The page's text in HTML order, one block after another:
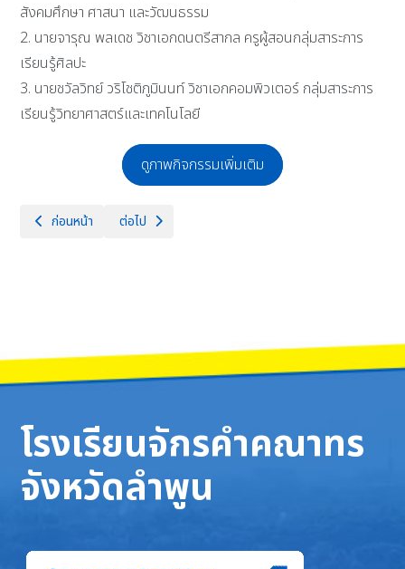
สังคมศึกษา ศาสนา และวัฒนธรรม
2. นายจารุณ พลเดช วิชาเอกดนตรีสากล ครูผู้สอนกลุ่มสาระการ
เรียนรู้ศิลปะ
3. นายชวัลวิทย์ วริโชติภูมินนท์ วิชาเอกคอมพิวเตอร์ กลุ่มสาระการ
เรียนรู้วิทยาศาสตร์และเทคโนโลยี
ดูภาพกิจกรรมเพิ่มเติม
เนื้อหาก่อนหน้า: โรงเรียนจักรคำคณาทร จังหวัดลำพูน ร่วมกับสมาคมผู้ปกค
ก่อนหน้า เนื้อหาถัดไป: โรงเรียนจักรคำคณาทร จังหวัดลำพูน ขอแ
ต่อไป
โรงเรียนจักรคำคณาทร
จังหวัดลำพูน